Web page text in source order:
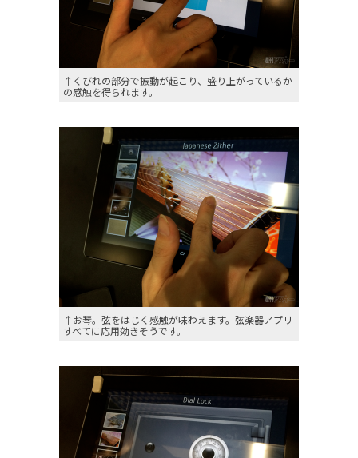
↑くびれの部分で振動が起こり、盛り上がっているか
の感触を得られます。
↑お琴。弦をはじく感触が味わえます。弦楽器アプリ
すべてに応用効きそうです。